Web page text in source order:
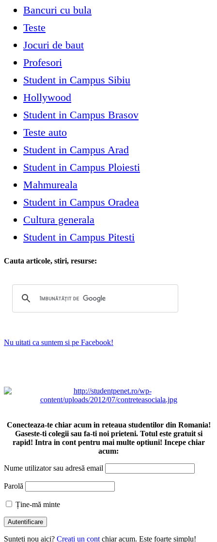
Bancuri cu bula
Teste
Jocuri de baut
Profesori
Student in Campus Sibiu
Hollywood
Student in Campus Brasov
Teste auto
Student in Campus Arad
Student in Campus Ploiesti
Mahmureala
Student in Campus Oradea
Cultura generala
Student in Campus Pitesti
Cauta articole, stiri, resurse:
Nu uitati ca suntem si pe Facebook!
Conecteaza-te chiar acum in reteaua studentilor din Romania!
Gaseste-ti colegii sau fa-ti noi prieteni. Totul este gratuit si
rapid! Intra in cont pentru mai multe optiuni! Incepe chiar
acum:
Nume utilizator sau adresă email
Parolă
Ține-mă minte
Sunteti nou aici? Creati un cont chiar acum. Este foarte simplu!